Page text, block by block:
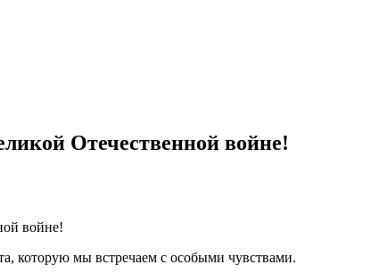
Отечественной войне!
войне!
которую мы встречаем с особыми чувствами.